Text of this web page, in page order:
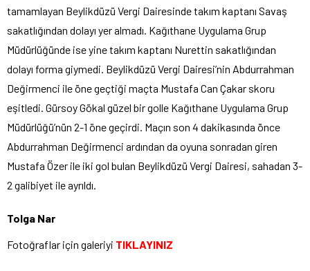
tamamlayan Beylikdüzü Vergi Dairesinde takım kaptanı Savaş
sakatlığından dolayı yer almadı. Kağıthane Uygulama Grup
Müdürlüğünde ise yine takım kaptanı Nurettin sakatlığından
dolayı forma giymedi. Beylikdüzü Vergi Dairesi’nin Abdurrahman
Değirmenci ile öne geçtiği maçta Mustafa Can Çakar skoru
eşitledi. Gürsoy Gökal güzel bir golle Kağıthane Uygulama Grup
Müdürlüğü’nün 2-1 öne geçirdi. Maçın son 4 dakikasında önce
Abdurrahman Değirmenci ardından da oyuna sonradan giren
Mustafa Özer ile iki gol bulan Beylikdüzü Vergi Dairesi, sahadan 3-
2 galibiyet ile ayrıldı.
Tolga Nar
Fotoğraflar için galeriyi TIKLAYINIZ